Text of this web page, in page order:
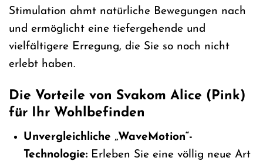
Stimulation ahmt natürliche Bewegungen nach
und ermöglicht eine tiefergehende und
vielfältigere Erregung, die Sie so noch nicht
erlebt haben.
Die Vorteile von Svakom Alice (Pink)
für Ihr Wohlbefinden
Unvergleichliche „WaveMotion“-
Technologie:Erleben Sie eine völlig neue Art